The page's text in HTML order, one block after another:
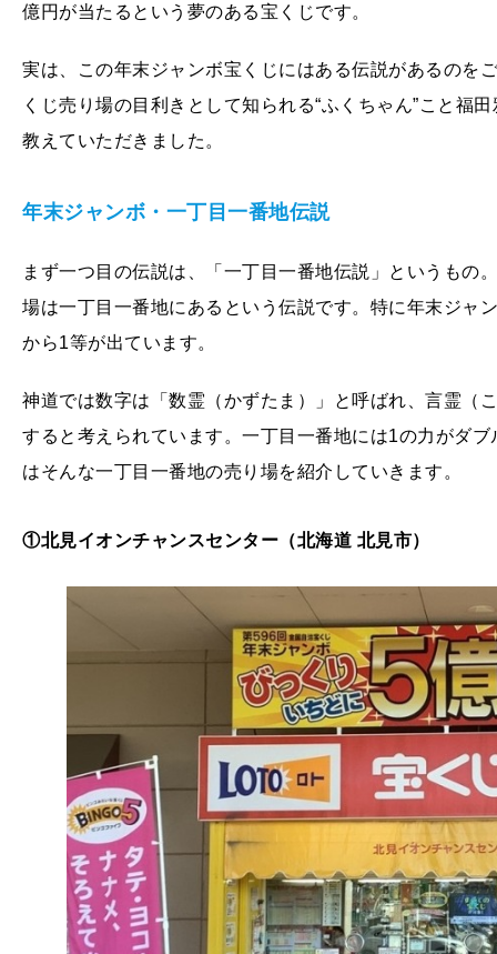
億円が当たるという夢のある宝くじです。
実は、この年末ジャンボ宝くじにはある伝説があるのを
くじ売り場の目利きとして知られる“ふくちゃん”こと福
教えていただきました。
年末ジャンボ・一丁目一番地伝説
まず一つ目の伝説は、「一丁目一番地伝説」というもの
場は一丁目一番地にあるという伝説です。特に年末ジャ
から1等が出ています。
神道では数字は「数霊（かずたま）」と呼ばれ、言霊（
すると考えられています。一丁目一番地には1の力がダ
はそんな一丁目一番地の売り場を紹介していきます。
①北見イオンチャンスセンター（北海道 北見市）